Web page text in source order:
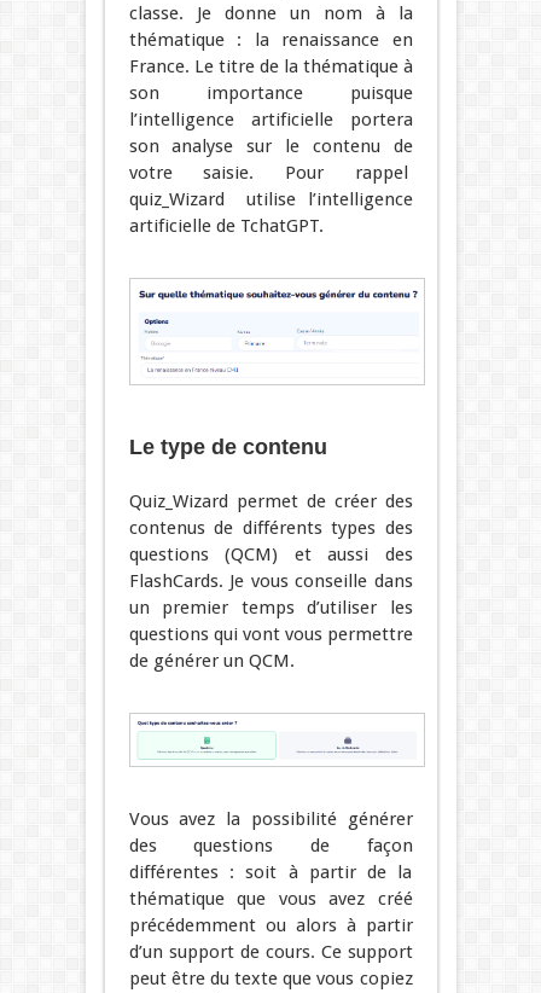
classe. Je donne un nom à la
thématique : la renaissance en
France. Le titre de la thématique à
son importance puisque
l’intelligence artificielle portera
son analyse sur le contenu de
votre saisie. Pour rappel
quiz_Wizard utilise l’intelligence
artificielle de TchatGPT.
Le type de contenu
Quiz_Wizard permet de créer des
contenus de différents types des
questions (QCM) et aussi des
FlashCards. Je vous conseille dans
un premier temps d’utiliser les
questions qui vont vous permettre
de générer un QCM.
Vous avez la possibilité générer
des questions de façon
différentes : soit à partir de la
thématique que vous avez créé
précédemment ou alors à partir
d’un support de cours. Ce support
peut être du texte que vous copiez